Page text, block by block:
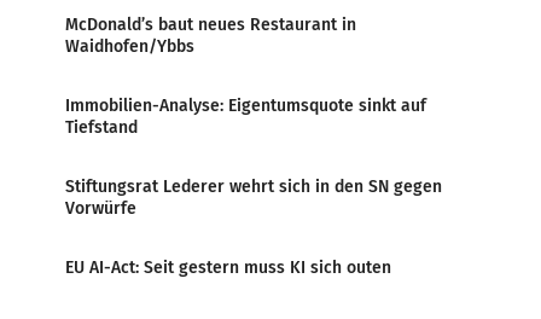
McDonald’s baut neues Restaurant in
Waidhofen/Ybbs
Immobilien-Analyse: Eigentumsquote sinkt auf
Tiefstand
Stiftungsrat Lederer wehrt sich in den SN gegen
Vorwürfe
EU AI-Act: Seit gestern muss KI sich outen